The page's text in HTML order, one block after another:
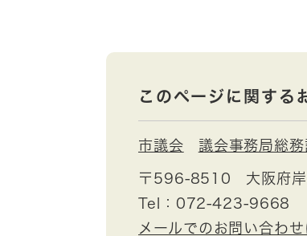
このページに関する
市議会 議会事務局総務
〒596-8510
大阪府
Tel：072-423-9668
メールでのお問い合わ